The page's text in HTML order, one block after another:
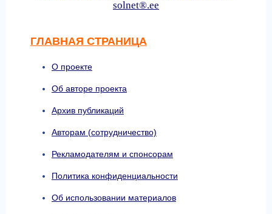
solnet®.ee
ГЛАВНАЯ СТРАНИЦА
О проекте
Об авторе проекта
Архив публикаций
Авторам (сотрудничество)
Рекламодателям и спонсорам
Политика конфиденциальности
Об использовании материалов